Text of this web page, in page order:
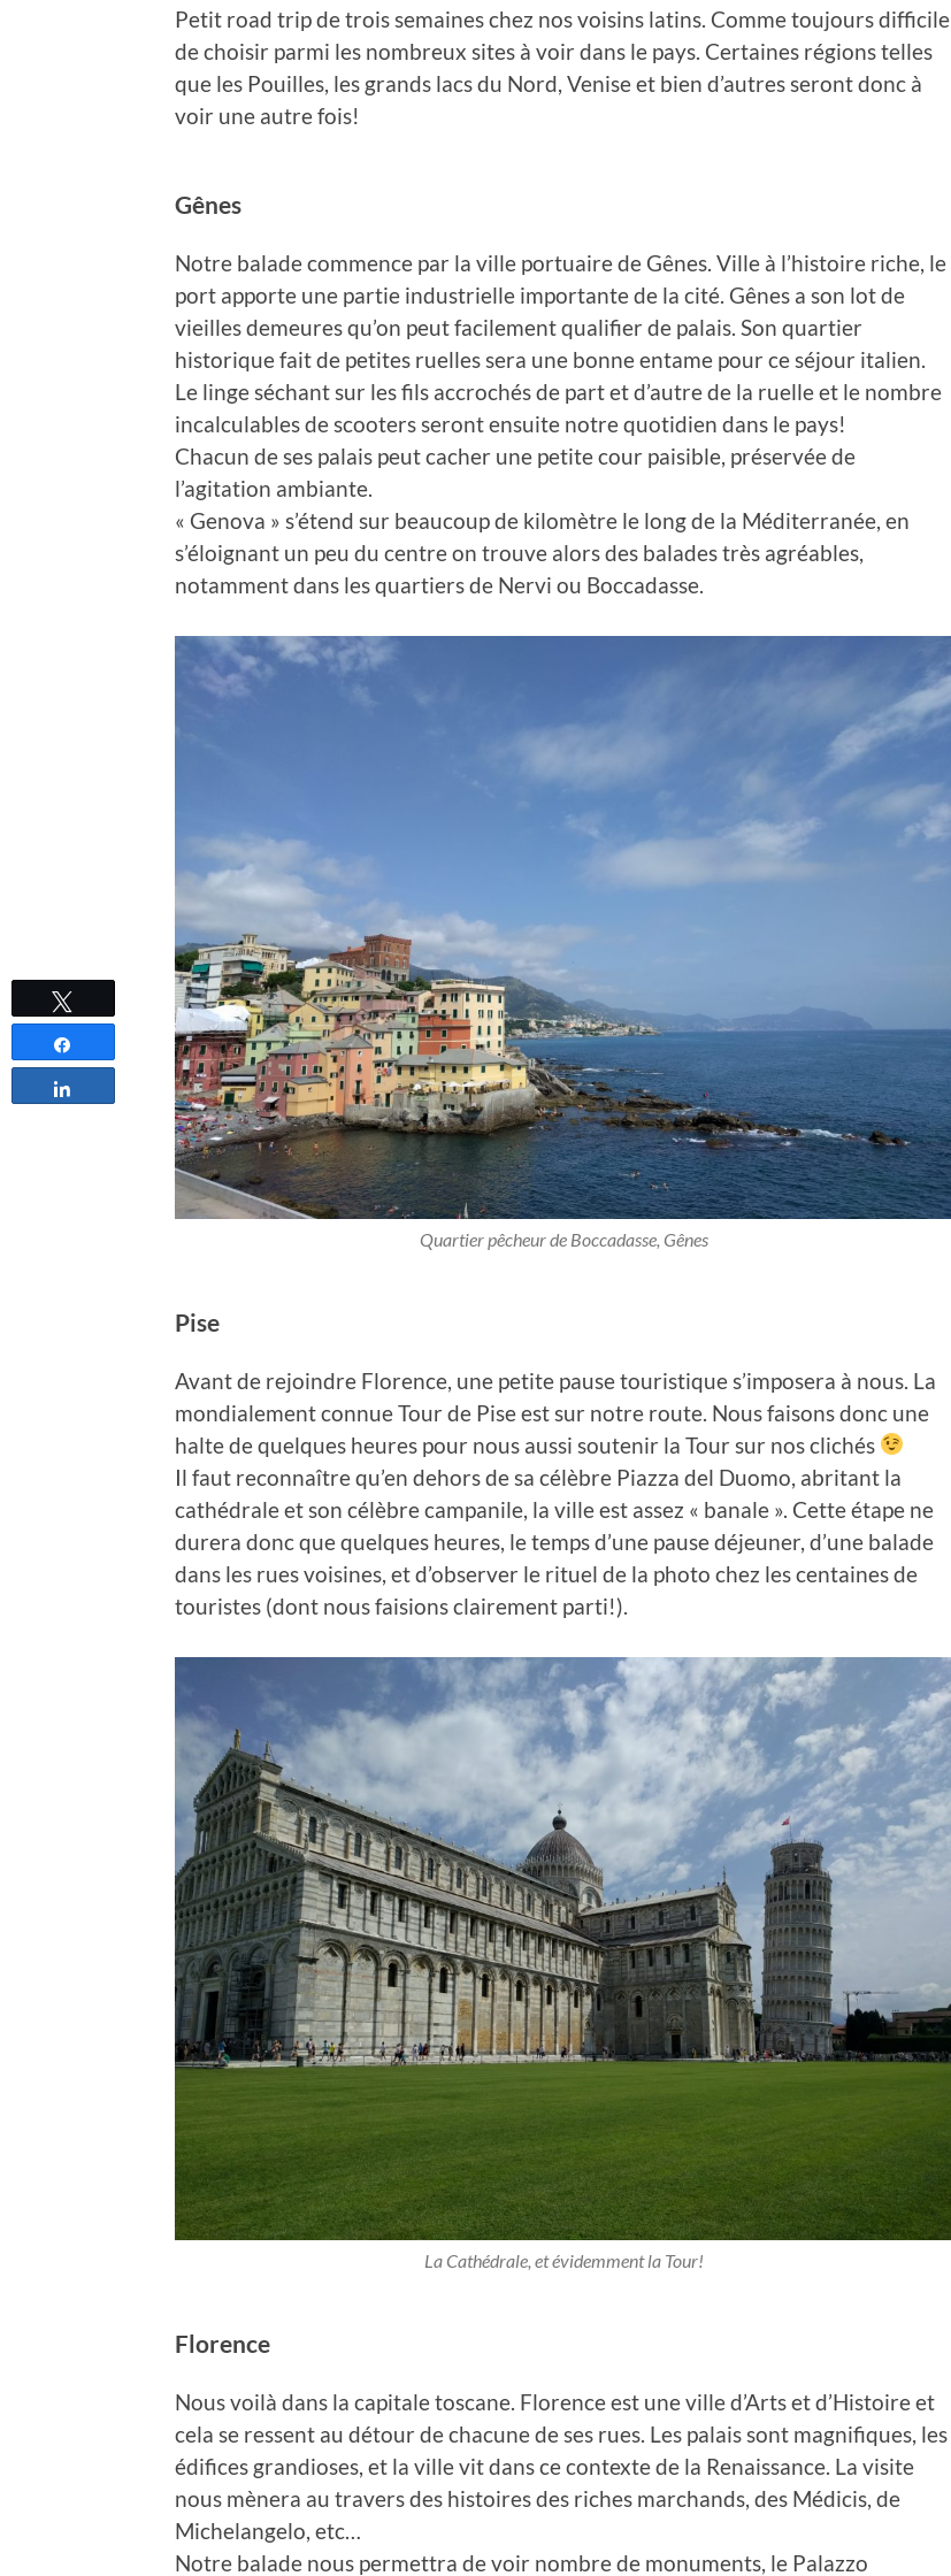
Petit road trip de trois semaines chez nos voisins latins. Comme toujours difficile
de choisir parmi les nombreux sites à voir dans le pays. Certaines régions telles
que les Pouilles, les grands lacs du Nord, Venise et bien d’autres seront donc à
voir une autre fois!
Gênes
Notre balade commence par la ville portuaire de Gênes. Ville à l’histoire riche, le
port apporte une partie industrielle importante de la cité. Gênes a son lot de
vieilles demeures qu’on peut facilement qualifier de palais. Son quartier
historique fait de petites ruelles sera une bonne entame pour ce séjour italien.
Le linge séchant sur les fils accrochés de part et d’autre de la ruelle et le nombre
incalculables de scooters seront ensuite notre quotidien dans le pays!
Chacun de ses palais peut cacher une petite cour paisible, préservée de
l’agitation ambiante.
« Genova » s’étend sur beaucoup de kilomètre le long de la Méditerranée, en
s’éloignant un peu du centre on trouve alors des balades très agréables,
notamment dans les quartiers de Nervi ou Boccadasse.
Quartier pêcheur de Boccadasse, Gênes
Pise
Avant de rejoindre Florence, une petite pause touristique s’imposera à nous. La
mondialement connue Tour de Pise est sur notre route. Nous faisons donc une
halte de quelques heures pour nous aussi soutenir la Tour sur nos clichés
Il faut reconnaître qu’en dehors de sa célèbre Piazza del Duomo, abritant la
cathédrale et son célèbre campanile, la ville est assez « banale ». Cette étape ne
durera donc que quelques heures, le temps d’une pause déjeuner, d’une balade
dans les rues voisines, et d’observer le rituel de la photo chez les centaines de
touristes (dont nous faisions clairement parti!).
La Cathédrale, et évidemment la Tour!
Florence
Nous voilà dans la capitale toscane. Florence est une ville d’Arts et d’Histoire et
cela se ressent au détour de chacune de ses rues. Les palais sont magnifiques, les
édifices grandioses, et la ville vit dans ce contexte de la Renaissance. La visite
nous mènera au travers des histoires des riches marchands, des Médicis, de
Michelangelo, etc…
Notre balade nous permettra de voir nombre de monuments, le Palazzo